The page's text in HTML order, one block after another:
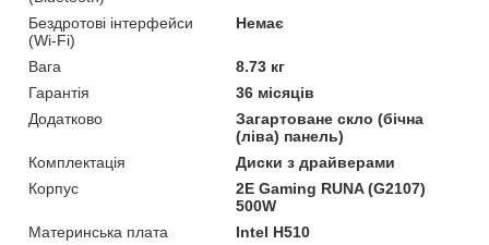
Бездротові інтерфейси
(Wi-Fi)
Немає
Вага
8.73 кг
Гарантія
36 місяців
Додатково
Загартоване скло (бічна
(ліва) панель)
Комплектація
Диски з драйверами
Корпус
2E Gaming RUNA (G2107)
500W
Материнська плата
Intel H510